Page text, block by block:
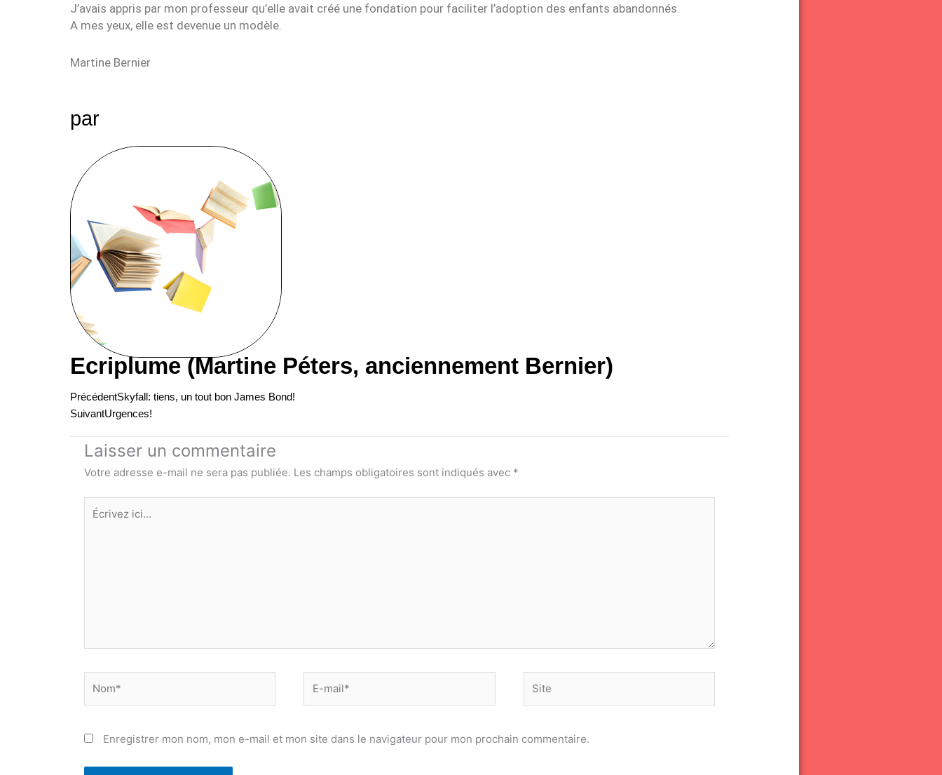
J’avais appris par mon professeur qu’elle avait créé une fondation pour faciliter l’adoption des enfants abandonnés.
A mes yeux, elle est devenue un modèle.
Martine Bernier
par
Ecriplume (Martine Péters, anciennement Bernier)
Précédent
PrécédentSkyfall: tiens, un tout bon James Bond!
SuivantUrgences!
Suivant
Laisser un commentaire
Votre adresse e-mail ne sera pas publiée. Les champs obligatoires sont indiqués avec *
Écrivez
ici…
mail*
Enregistrer mon nom, mon e-mail et mon site dans le navigateur pour mon prochain commentaire.